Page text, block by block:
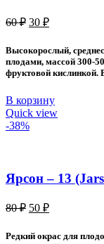
60₽ Первоначальная
составляла
60 ₽.
30 ₽Текущая
30 ₽.
Высокорослый,
плодами, массой 300-
фруктовой кислинкой.
В корзину
Quick view
-38%
Ярсон – 13
80₽ Первоначальная
составляла
50 ₽Текущая
50 ₽.
Редкий окрас для